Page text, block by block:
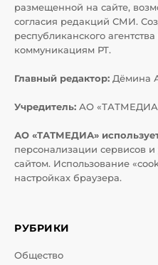
размещенной на сайте,
согласия редакций СМИ.
республиканского
коммуникациям РТ.
Главный редактор: Дёмина
Учредитель: АО
АО «ТАТМЕДИА»
персонализации сервисов и
сайтом. Использование
настройках браузера.
РУБРИКИ
Общество